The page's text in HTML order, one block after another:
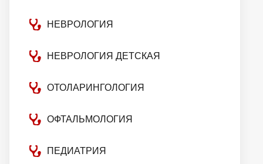
НЕВРОЛОГИЯ
НЕВРОЛОГИЯ ДЕТСКАЯ
ОТОЛАРИНГОЛОГИЯ
ОФТАЛЬМОЛОГИЯ
ПЕДИАТРИЯ